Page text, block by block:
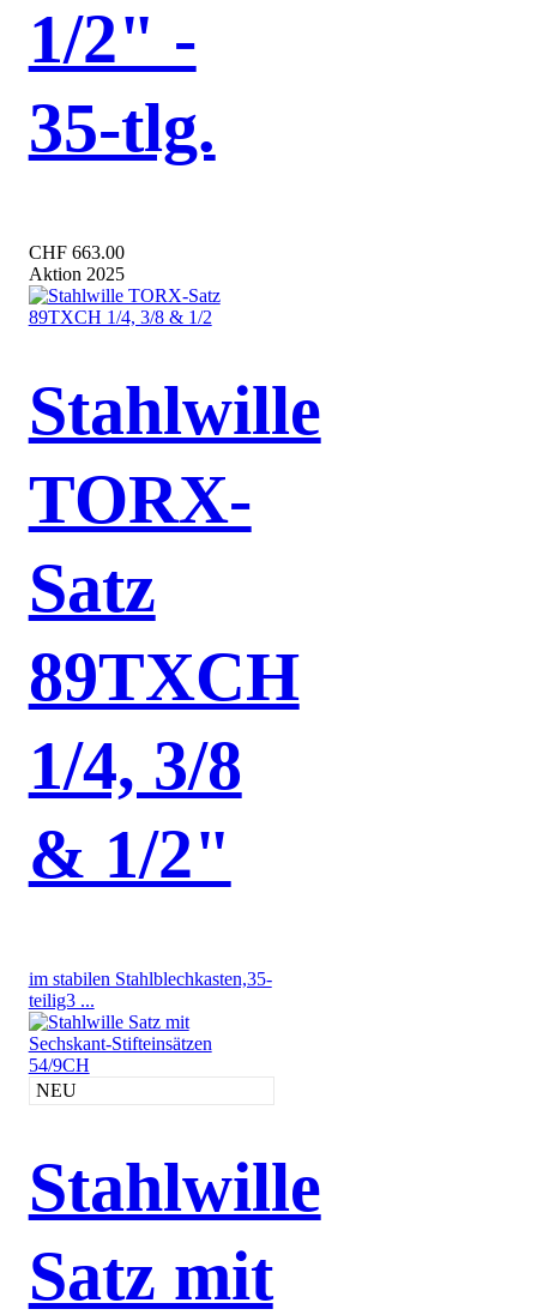
1/2" -
35-tlg.
CHF 663.00
Aktion 2025
Stahlwille
TORX-
Satz
89TXCH
1/4, 3/8
& 1/2"
im stabilen Stahlblechkasten,35-
teilig3 ...
NEU
Stahlwille
Satz mit